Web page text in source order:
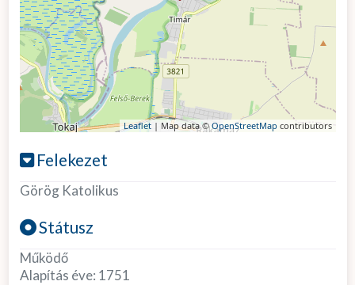
Leaflet| Map data ©OpenStreetMap contributors
Felekezet
Görög Katolikus
Státusz
Működő
Alapítás éve: 1751